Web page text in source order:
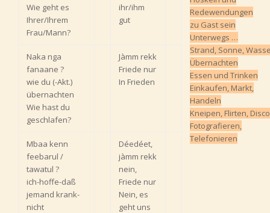
Redewendungen
zu Gast sein
Unterwegs …
Strand, Sonne,
Übernachten
Essen und Trinken
Einkaufen, Markt,
Handeln
Kneipen, Flirten, Disco
Fotografieren,
Telefonieren
Wie geht es
Ihrer/Ihrem
Frau/Mann?
ihr/ihm
gut
Naka nga
fanaane ?
wie du (-Akt.)
übernachten
Wie hast du
geschlafen?
Jàmm rekk
Friede nur
In Frieden
Mbaa kenn
feebarul /
tawatul ?
ich-hoffe-daß
jemand krank-
nicht
Déedéet,
jàmm rekk
nein,
Friede nur
Nein, es
geht uns